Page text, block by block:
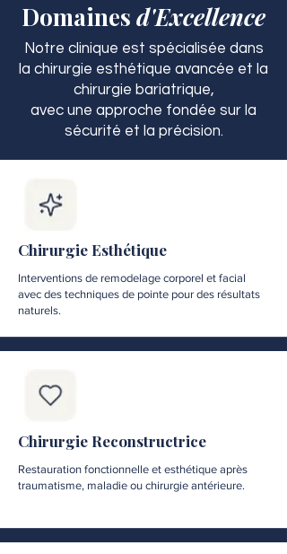
Domaines d'Excellence
Notre clinique est spécialisée dans
la chirurgie esthétique avancée et la
chirurgie bariatrique,
avec une approche fondée sur la
sécurité et la précision.
Chirurgie Esthétique
Interventions de remodelage corporel et facial
avec des techniques de pointe pour des résultats
naturels.
Chirurgie Reconstructrice
Restauration fonctionnelle et esthétique après
traumatisme, maladie ou chirurgie antérieure.